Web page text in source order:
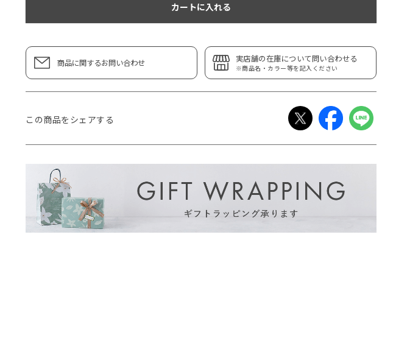
カートに入れる
商品に関するお問い合わせ 実店舗の在庫について問い合わせる
※商品名・カラー等を記入ください
この商品をシェアする